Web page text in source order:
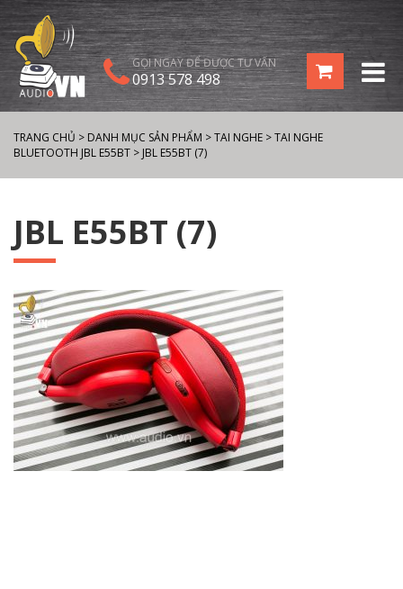
GỌI NGAY ĐỂ ĐƯỢC TƯ VẤN
0913 578 498
TRANG CHỦ > DANH MỤC SẢN PHẨM >TAI NGHE >TAI NGHE
BLUETOOTH JBL E55BT > JBL E55BT (7)
JBL E55BT (7)